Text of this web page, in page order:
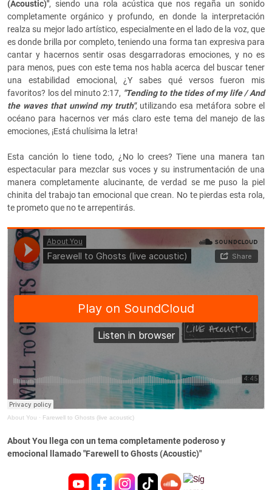
(Acoustic)", siendo una rola acústica que nos regaña un sonido
completamente orgánico y profundo, en donde la interpretación
realza su mejor lado artístico, especialmente en el lado de la voz, que
es donde brilla por completo, teniendo una forma tan expresiva para
cantar y hacernos sentir osas desgarradoras emociones, y no es
para menos, pues con este tema nos habla acerca del buscar tener
una estabilidad emocional, ¿Y sabes qué versos fueron mis
favoritos? los del minuto 2:17, "Tending to the tides of my life / And
the waves that unwind my truth", utilizando esa metáfora sobre el
océano para hacernos ver más claro este tema del manejo de las
emociones, ¡Está chulísima la letra!
Esta canción lo tiene todo, ¿No lo crees? Tiene una manera tan
espectacular para mezclar sus voces y su instrumentación de una
manera completamente alucinante, de verdad se me puso la piel
chinita del trabajo tan emocional que crean. No te pierdas esta rola,
te prometo que no te arrepentirás.
About You · Farewell to Ghosts (live acoustic)
About You llega con un tema completamente poderoso y
emocional llamado "Farewell to Ghosts (Acoustic)"